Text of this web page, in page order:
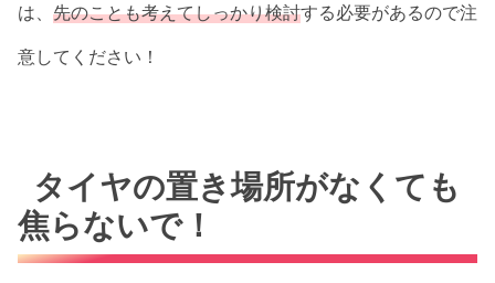
は、 先のことも考えてしっかり検討する必要があるので注
意してください！
タイヤの置き場所がなくても
焦らないで！